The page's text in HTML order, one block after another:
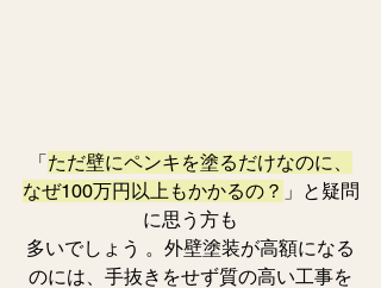
「ただ壁にペンキを塗るだけなのに、
なぜ100万円以上もかかるの？ 」と疑問
に思う方も
多いでしょう 。外壁塗装が高額になる
のには、手抜きをせず質の高い工事を